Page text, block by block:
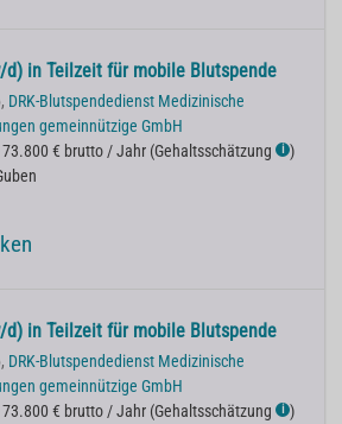
in Teilzeit für mobile Blutspende
DRK-Blutspendedienst Medizinische
gemeinnützige GmbH
73.800 € brutto / Jahr (Gehaltsschätzung ℹ )
in Teilzeit für mobile Blutspende
DRK-Blutspendedienst Medizinische
gemeinnützige GmbH
73.800 € brutto / Jahr (Gehaltsschätzung ℹ )